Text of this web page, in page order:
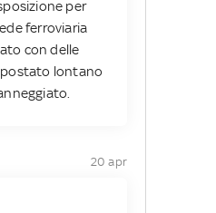
per
ferroviaria
con delle
lontano
20 apr